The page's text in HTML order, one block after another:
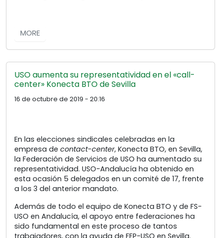
MORE
USO aumenta su representatividad en el «call-
center» Konecta BTO de Sevilla
16 de octubre de 2019 - 20:16
En las elecciones sindicales celebradas en la
empresa de contact-center, Konecta BTO, en Sevilla,
la Federación de Servicios de USO ha aumentado su
representatividad. USO-Andalucía ha obtenido en
esta ocasión 5 delegados en un comité de 17, frente
a los 3 del anterior mandato.
Además de todo el equipo de Konecta BTO y de FS-
USO en Andalucía, el apoyo entre federaciones ha
sido fundamental en este proceso de tantos